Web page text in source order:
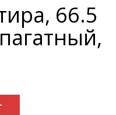
66.5